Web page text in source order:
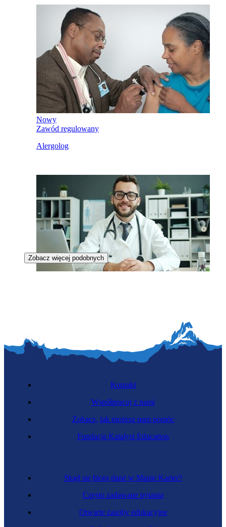
Nowy
Zawód regulowany
Alergolog
Zobacz więcej podobnych
Skąd się biorą dane w Mapie Karier?
Często zadawane pytania
Otwarte zasoby edukacyjne
Kontakt
Współpracuj z nami
Zobacz, jak możesz nam pomóc
Fundacja Katalyst Education